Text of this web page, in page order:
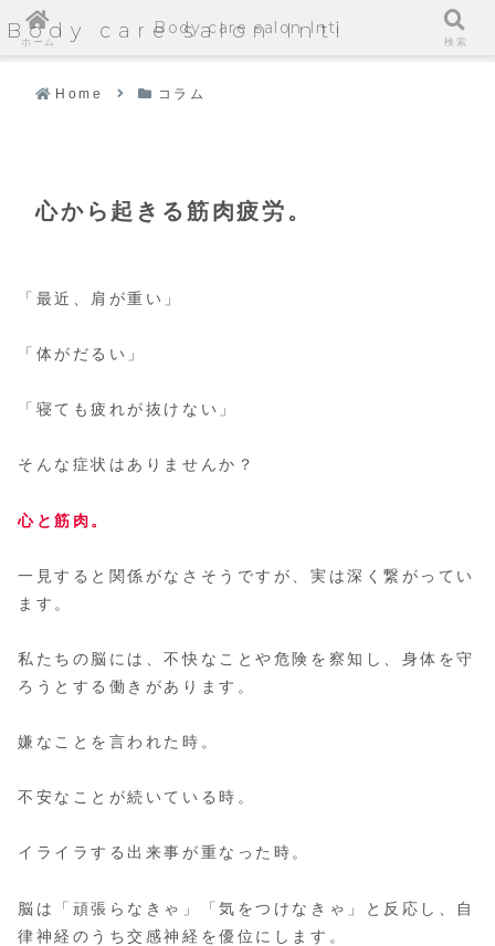
Body care salon Inti
Home コラム
心から起きる筋肉疲労。
「最近、肩が重い」
「体がだるい」
「寝ても疲れが抜けない」
そんな症状はありませんか？
心と筋肉。
一見すると関係がなさそうですが、実は深く繋がってい
ます。
私たちの脳には、不快なことや危険を察知し、身体を守
ろうとする働きがあります。
嫌なことを言われた時。
不安なことが続いている時。
イライラする出来事が重なった時。
脳は「頑張らなきゃ」「気をつけなきゃ」と反応し、自
律神経のうち交感神経を優位にします。
ホーム
Body care salon Inti
検索